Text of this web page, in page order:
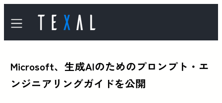
Microsoft、生成AIのためのプロンプト・エ
ンジニアリングガイドを公開